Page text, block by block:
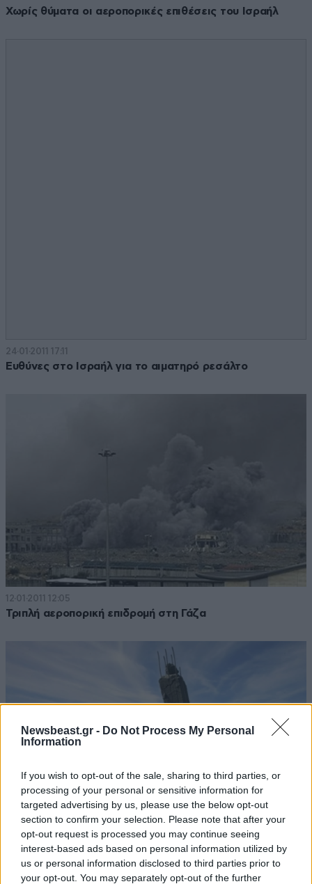
Newsbeast.gr - Do Not Process My Personal
Information
If you wish to opt-out of the sale, sharing to third parties, or
processing of your personal or sensitive information for
targeted advertising by us, please use the below opt-out
section to confirm your selection. Please note that after your
opt-out request is processed you may continue seeing
interest-based ads based on personal information utilized by
us or personal information disclosed to third parties prior to
your opt-out. You may separately opt-out of the further
Χωρίς θύματα οι αεροπορικές επιθέσεις του Ισραήλ
24·01·2011 17:11
Ευθύνες στο Ισραήλ για το αιματηρό ρεσάλτο
12·01·2011 12:05
Τριπλή αεροπορική επιδρομή στη Γάζα
10·01·2011 11:45
Διπλή ισραηλινή αεροπορική επιδρομή στη Γάζα